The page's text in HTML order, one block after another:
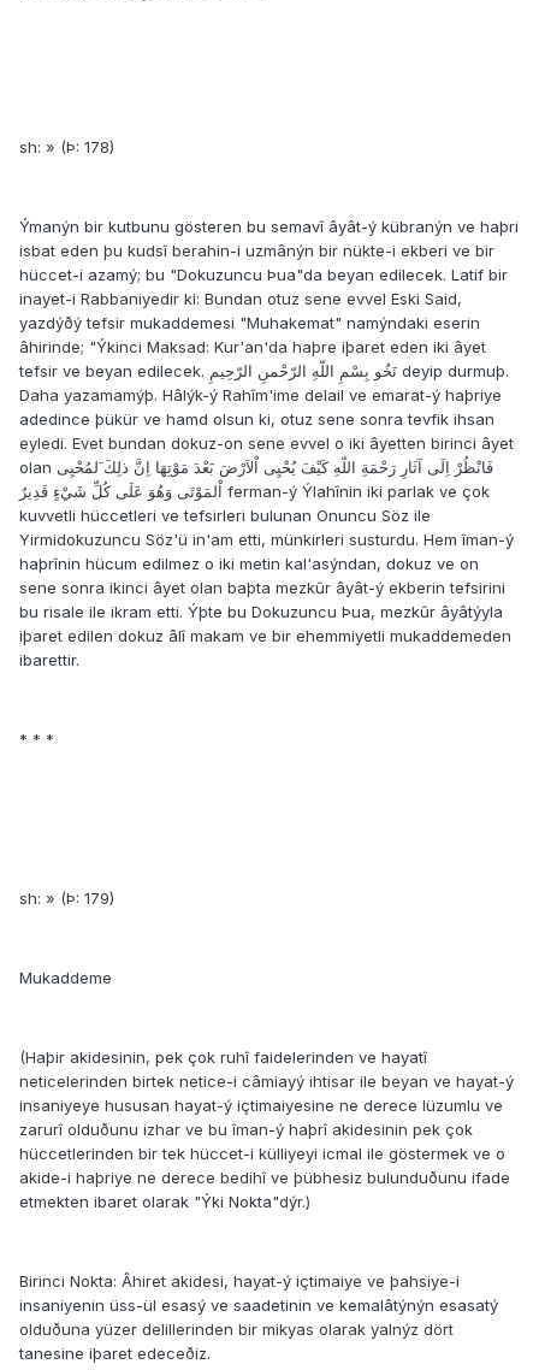
sh: » (Þ: 178)
Ýmanýn bir kutbunu gösteren bu semavî âyât-ý kübranýn ve haþri
isbat eden þu kudsî berahin-i uzmânýn bir nükte-i ekberi ve bir
hüccet-i azamý; bu "Dokuzuncu Þua"da beyan edilecek. Latif bir
inayet-i Rabbaniyedir ki: Bundan otuz sene evvel Eski Said,
yazdýðý tefsir mukaddemesi "Muhakemat" namýndaki eserin
âhirinde; "Ýkinci Maksad: Kur'an'da haþre iþaret eden iki âyet
tefsir ve beyan edilecek. نَخُو بِسْمِ اللّهِ الرّحْمنِ الرّحِيمِ deyip durmuþ.
Daha yazamamýþ. Hâlýk-ý Rahîm'ime delail ve emarat-ý haþriye
adedince þükür ve hamd olsun ki, otuz sene sonra tevfik ihsan
eyledi. Evet bundan dokuz-on sene evvel o iki âyetten birinci âyet
olan فَانْظُرْ اِلَى آثَارِ رَحْمَةِ اللّهِ كَيْفَ يُحْيِى اْلاَرْضَ بَعْدَ مَوْتِهَا اِنَّ ذلِكَ َلمُحْيِى
اْلمَوْتَى وَهُوَ عَلَى كُلِّ شَيْءٍ قَدِيرٌ ferman-ý Ýlahînin iki parlak ve çok
kuvvetli hüccetleri ve tefsirleri bulunan Onuncu Söz ile
Yirmidokuzuncu Söz'ü in'am etti, münkirleri susturdu. Hem îman-ý
haþrînin hücum edilmez o iki metin kal'asýndan, dokuz ve on
sene sonra ikinci âyet olan baþta mezkûr âyât-ý ekberin tefsirini
bu risale ile ikram etti. Ýþte bu Dokuzuncu Þua, mezkûr âyâtýyla
iþaret edilen dokuz âlî makam ve bir ehemmiyetli mukaddemeden
ibarettir.
* * *
sh: » (Þ: 179)
Mukaddeme
(Haþir akidesinin, pek çok ruhî faidelerinden ve hayatî
neticelerinden birtek netice-i câmiayý ihtisar ile beyan ve hayat-ý
insaniyeye hususan hayat-ý içtimaiyesine ne derece lüzumlu ve
zarurî olduðunu izhar ve bu îman-ý haþrî akidesinin pek çok
hüccetlerinden bir tek hüccet-i külliyeyi icmal ile göstermek ve o
akide-i haþriye ne derece bedihî ve þübhesiz bulunduðunu ifade
etmekten ibaret olarak "Ýki Nokta"dýr.)
Birinci Nokta: Âhiret akidesi, hayat-ý içtimaiye ve þahsiye-i
insaniyenin üss-ül esasý ve saadetinin ve kemalâtýnýn esasatý
olduðuna yüzer delillerinden bir mikyas olarak yalnýz dört
tanesine iþaret edeceðiz.